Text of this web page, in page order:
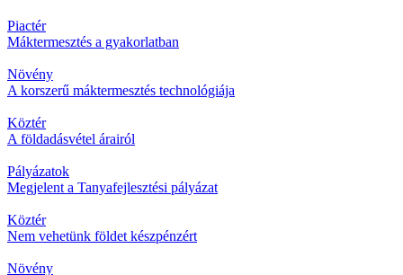
Piactér
Máktermesztés a gyakorlatban
Növény
A korszerű máktermesztés technológiája
Köztér
A földadásvétel árairól
Pályázatok
Megjelent a Tanyafejlesztési pályázat
Köztér
Nem vehetünk földet készpénzért
Növény